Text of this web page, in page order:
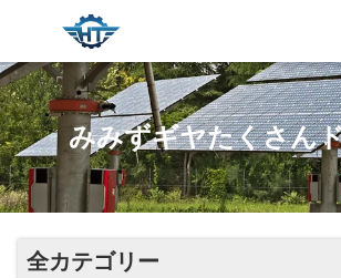
みみずギヤたくさん
全カテゴリー